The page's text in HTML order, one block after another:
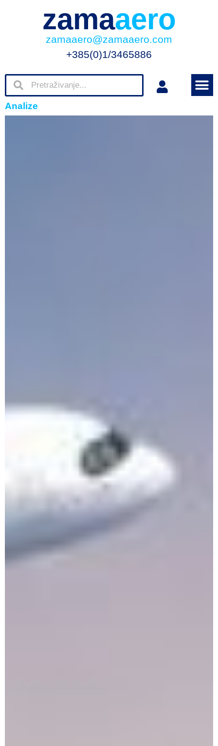
zamaaero
zamaaero@zamaaero.com
+385(0)1/3465886
Analize